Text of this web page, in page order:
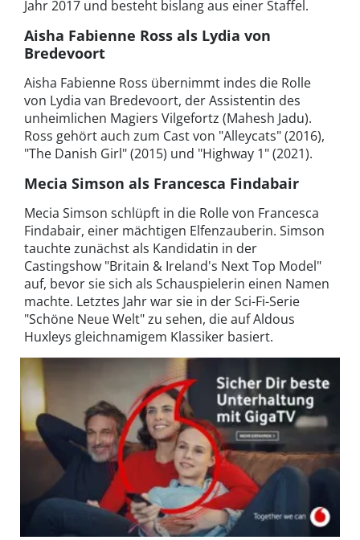
Jahr 2017 und besteht bislang aus einer Staffel.
Aisha Fabienne Ross als Lydia von
Bredevoort
Aisha Fabienne Ross übernimmt indes die Rolle
von Lydia van Bredevoort, der Assistentin des
unheimlichen Magiers Vilgefortz (Mahesh Jadu).
Ross gehört auch zum Cast von "Alleycats" (2016),
"The Danish Girl" (2015) und "Highway 1" (2021).
Mecia Simson als Francesca Findabair
Mecia Simson schlüpft in die Rolle von Francesca
Findabair, einer mächtigen Elfenzauberin. Simson
tauchte zunächst als Kandidatin in der
Castingshow "Britain & Ireland's Next Top Model"
auf, bevor sie sich als Schauspielerin einen Namen
machte. Letztes Jahr war sie in der Sci-Fi-Serie
"Schöne Neue Welt" zu sehen, die auf Aldous
Huxleys gleichnamigem Klassiker basiert.